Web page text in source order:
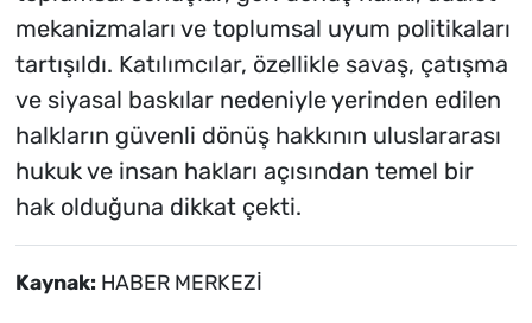
mekanizmaları ve toplumsal uyum politikaları
tartışıldı. Katılımcılar, özellikle savaş, çatışma
ve siyasal baskılar nedeniyle yerinden edilen
halkların güvenli dönüş hakkının uluslararası
hukuk ve insan hakları açısından temel bir
hak olduğuna dikkat çekti.
Kaynak: HABER MERKEZİ